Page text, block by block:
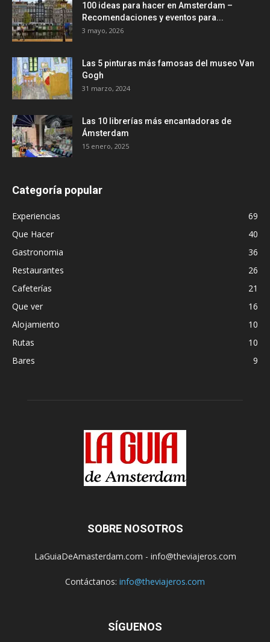
100 ideas para hacer en Amsterdam –
Recomendaciones y eventos para...
3 mayo, 2026
Las 5 pinturas más famosas del museo Van
Gogh
31 marzo, 2024
Las 10 librerías más encantadoras de
Ámsterdam
15 enero, 2025
Categoría popular
Experiencias
69
Que Hacer
40
Gastronomia
36
Restaurantes
26
Cafeterías
21
Que ver
16
Alojamiento
10
Rutas
10
Bares
9
SOBRE NOSOTROS
LaGuiaDeAmasterdam.com - info@theviajeros.com
Contáctanos: info@theviajeros.com
SÍGUENOS